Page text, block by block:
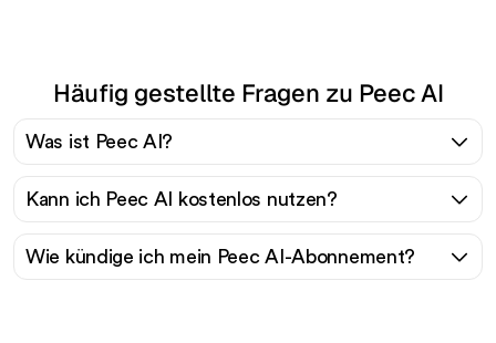
Häufig gestellte Fragen zu Peec AI
Was ist Peec AI?
Kann ich Peec AI kostenlos nutzen?
Wie kündige ich mein Peec AI-Abonnement?